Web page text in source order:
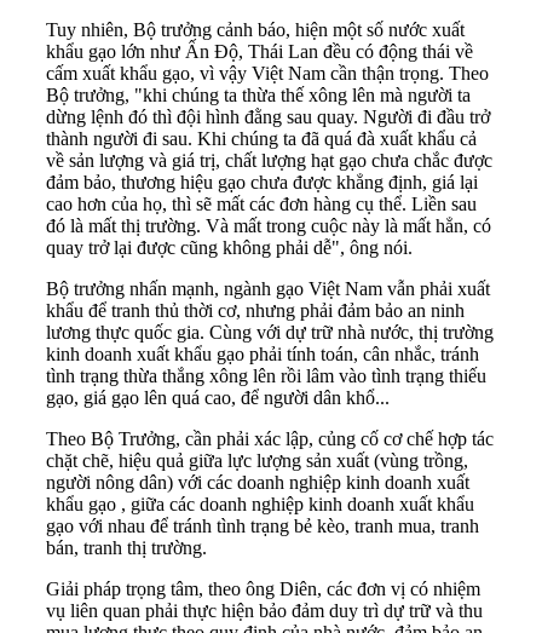
Tuy nhiên, Bộ trưởng cảnh báo, hiện một số nước xuất
khẩu gạo lớn như Ấn Độ, Thái Lan đều có động thái về
cấm xuất khẩu gạo, vì vậy Việt Nam cần thận trọng. Theo
Bộ trưởng, "khi chúng ta thừa thế xông lên mà người ta
dừng lệnh đó thì đội hình đằng sau quay. Người đi đầu trở
thành người đi sau. Khi chúng ta đã quá đà xuất khẩu cả
về sản lượng và giá trị, chất lượng hạt gạo chưa chắc được
đảm bảo, thương hiệu gạo chưa được khẳng định, giá lại
cao hơn của họ, thì sẽ mất các đơn hàng cụ thể. Liền sau
đó là mất thị trường. Và mất trong cuộc này là mất hẳn, có
quay trở lại được cũng không phải dễ", ông nói.
Bộ trưởng nhấn mạnh, ngành gạo Việt Nam vẫn phải xuất
khẩu để tranh thủ thời cơ, nhưng phải đảm bảo an ninh
lương thực quốc gia. Cùng với dự trữ nhà nước, thị trường
kinh doanh xuất khẩu gạo phải tính toán, cân nhắc, tránh
tình trạng thừa thắng xông lên rồi lâm vào tình trạng thiếu
gạo, giá gạo lên quá cao, để người dân khổ...
Theo Bộ Trưởng, cần phải xác lập, củng cố cơ chế hợp tác
chặt chẽ, hiệu quả giữa lực lượng sản xuất (vùng trồng,
người nông dân) với các doanh nghiệp kinh doanh xuất
khẩu gạo , giữa các doanh nghiệp kinh doanh xuất khẩu
gạo với nhau để tránh tình trạng bẻ kèo, tranh mua, tranh
bán, tranh thị trường.
Giải pháp trọng tâm, theo ông Diên, các đơn vị có nhiệm
vụ liên quan phải thực hiện bảo đảm duy trì dự trữ và thu